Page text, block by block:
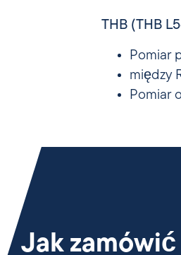
THB (THB
Pomiar
między
Pomiar
Jak